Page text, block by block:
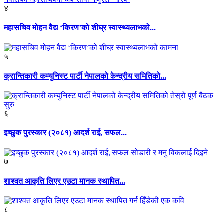
४
महासचिव मोहन वैद्य ‘किरण’को शीघ्र स्वास्थ्यलाभको...
५
क्रान्तिकारी कम्युनिस्ट पार्टी नेपालको केन्द्रीय समितिको...
६
इच्छुक पुरस्कार (२०८१) आदर्श राई, सफल...
७
शाश्वत आकृति लिएर एउटा मानक स्थापित...
८